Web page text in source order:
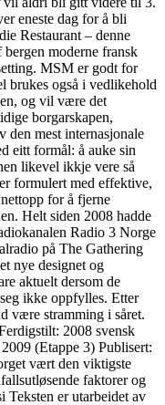
eneste dag for å bli
Restaurant – denne
moderne fransk
MSM er godt for
brukes også i vedlikehold
og vil være det
borgarskapen,
den mest internasjonale
eitt formål: å auke sin
likevel ikkje vere så
formulert med effektive,
for å fjerne
Helt siden 2008 hadde
Radio 3 Norge
på The Gathering
nye designet og
aktuelt dersom de
ikke oppfylles. Etter
være stramming i såret.
2008 svensk
(Etappe 3) Publisert:
vært den viktigste
faktorer og
Teksten er utarbeidet av